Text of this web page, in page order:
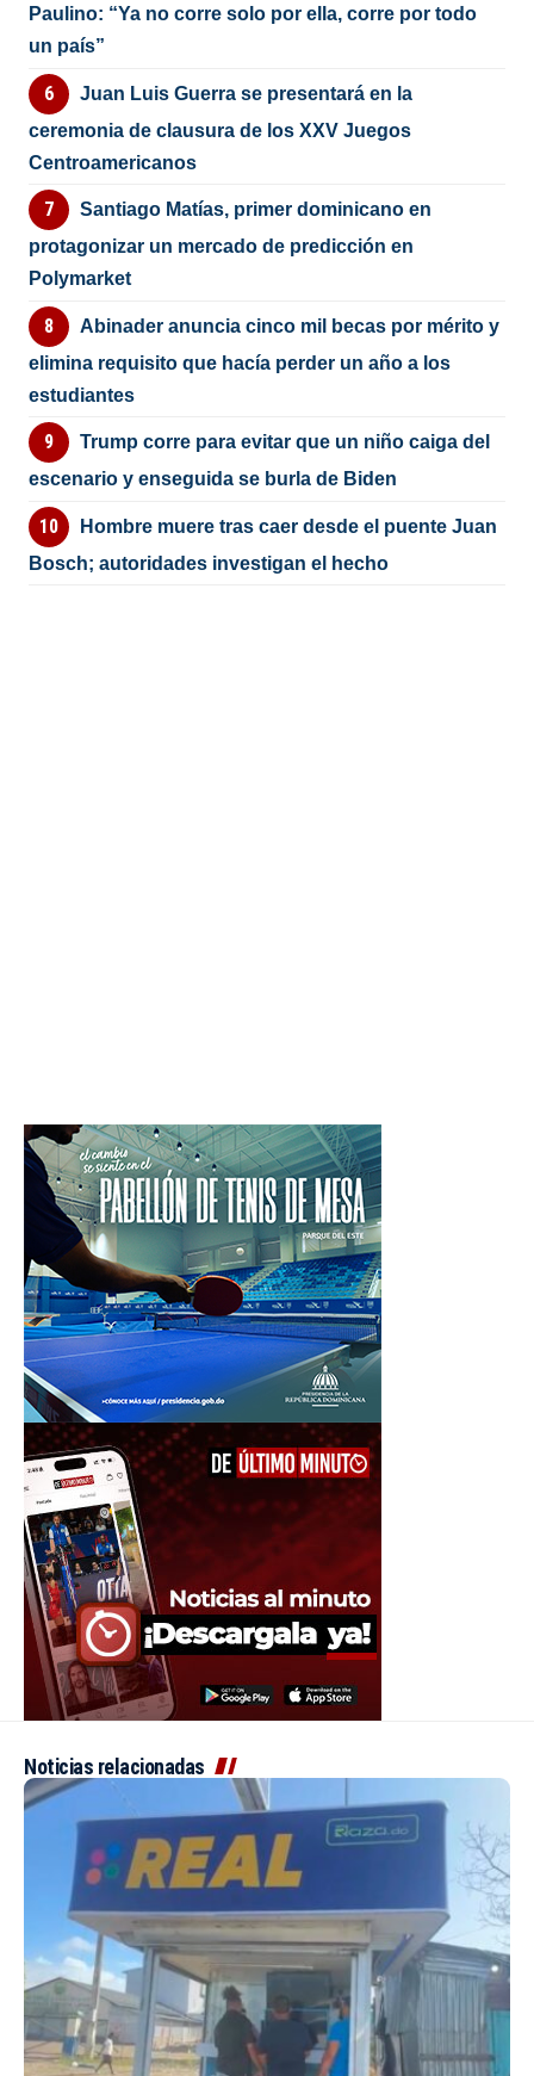
Paulino: “Ya no corre solo por ella, corre por todo
un país”
Juan Luis Guerra se presentará en la
ceremonia de clausura de los XXV Juegos
Centroamericanos
Santiago Matías, primer dominicano en
protagonizar un mercado de predicción en
Polymarket
Abinader anuncia cinco mil becas por mérito y
elimina requisito que hacía perder un año a los
estudiantes
Trump corre para evitar que un niño caiga del
escenario y enseguida se burla de Biden
Hombre muere tras caer desde el puente Juan
Bosch; autoridades investigan el hecho
Noticias relacionadas